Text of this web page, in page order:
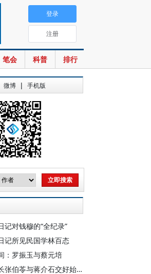
笔会 科普 排行
登录
注册
微博 | 手机版
记对钱穆的“全纪录”
记所见民国学林百态
：罗振玉与蔡元培
张晓唯：南开校长张伯苓与蒋介石交好始末